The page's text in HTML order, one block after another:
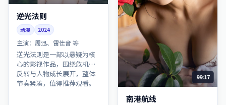
逆光法则
动漫 2024
主演： 周迅、雷佳音 等
逆光法则是一部以悬疑为核
心的影视作品，围绕危机、
反转与人物成长展开，整体
节奏紧凑，值得推荐观看。
99:17
南港航线